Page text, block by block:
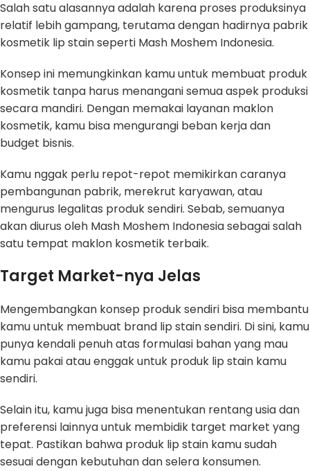
Salah satu alasannya adalah karena proses produksinya
relatif lebih gampang, terutama dengan hadirnya pabrik
kosmetik lip stain seperti Mash Moshem Indonesia.
Konsep ini memungkinkan kamu untuk membuat produk
kosmetik tanpa harus menangani semua aspek produksi
secara mandiri. Dengan memakai layanan maklon
kosmetik, kamu bisa mengurangi beban kerja dan
budget bisnis.
Kamu nggak perlu repot-repot memikirkan caranya
pembangunan pabrik, merekrut karyawan, atau
mengurus legalitas produk sendiri. Sebab, semuanya
akan diurus oleh Mash Moshem Indonesia sebagai salah
satu tempat maklon kosmetik terbaik.
Target Market-nya Jelas
Mengembangkan konsep produk sendiri bisa membantu
kamu untuk membuat brand lip stain sendiri. Di sini, kamu
punya kendali penuh atas formulasi bahan yang mau
kamu pakai atau enggak untuk produk lip stain kamu
sendiri.
Selain itu, kamu juga bisa menentukan rentang usia dan
preferensi lainnya untuk membidik target market yang
tepat. Pastikan bahwa produk lip stain kamu sudah
sesuai dengan kebutuhan dan selera konsumen.